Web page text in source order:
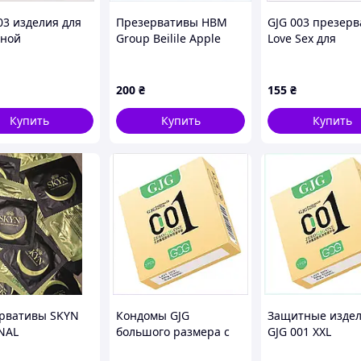
13 см. Ты найдешь свой размер в наших
10шт и 36шт. для повседневных нужд.
изделия для
Купить
Презервативы HBM
Group Beilile Apple
200 ₴
Купить
GJG 003
Love Sex для
90295C32C
155 ₴
Купить
SKYN
Кондомы GJG
большого размера с
Защитные
GJG 001 XXL